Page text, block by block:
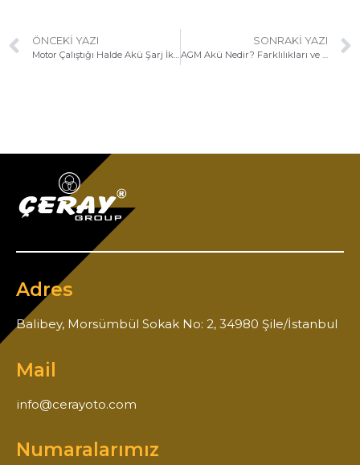
ÖNCEKI YAZI
Motor Çalıştığı Halde Akü Şarj İkaz Işığı Yanıyorsa Sebebi Nedir?
SONRAKI YAZI
AGM Akü Nedir? Farklılıkları ve Avantajları!
Adres
Balibey, Morsümbül Sokak No: 2, 34980 Şile/İstanbul
Mail
info@cerayoto.com
Numaralarımız